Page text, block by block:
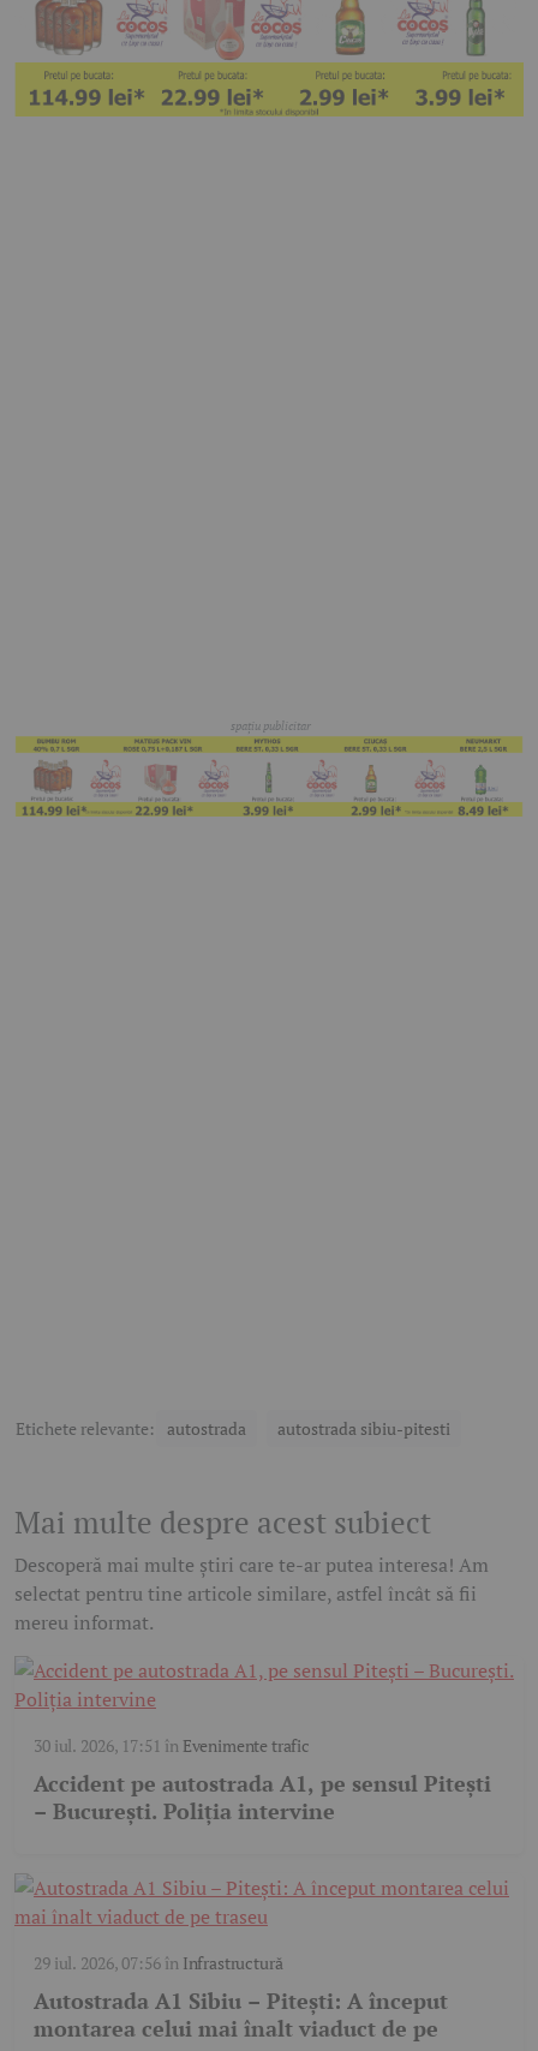
Etichete relevante: autostrada autostrada sibiu-pitesti
Mai multe despre acest subiect
Descoperă mai multe știri care te-ar putea interesa! Am
selectat pentru tine articole similare, astfel încât să fii
mereu informat.
30 iul. 2026, 17:51 în Evenimente trafic
Accident pe autostrada A1, pe sensul Pitești
– București. Poliția intervine
29 iul. 2026, 07:56în Infrastructură
Autostrada A1 Sibiu – Pitești: A început
montarea celui mai înalt viaduct de pe